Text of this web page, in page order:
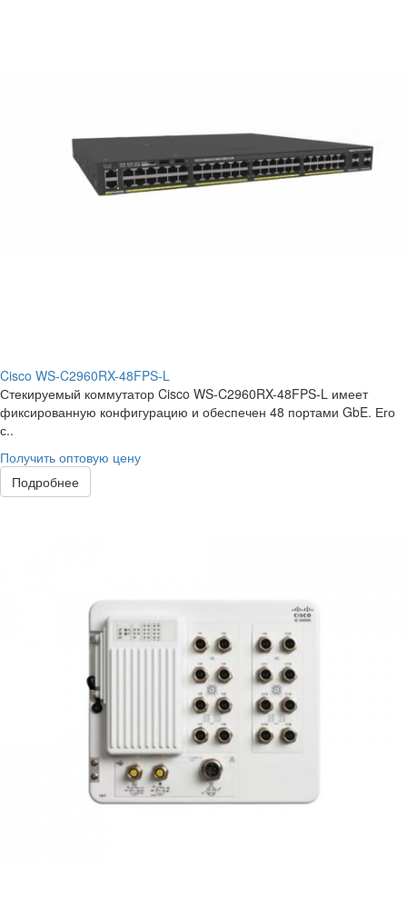
Cisco WS-C2960RX-48FPS-L
Стекируемый коммутатор Cisco WS-C2960RX-48FPS-L имеет
фиксированную конфигурацию и обеспечен 48 портами GbE. Его
с..
Получить оптовую цену
Подробнее